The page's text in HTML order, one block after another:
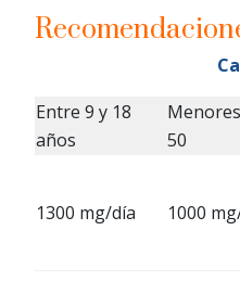
Entre 9 y 18
años
50
1300 mg/día 1000